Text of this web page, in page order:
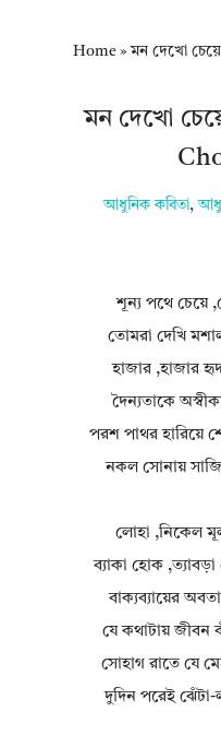
Home»মন দেখো
মন দেখো
আধুনিক কবিতা,
শূন্য পথে চেয়ে
তোমরা দেখি
হাজার ,হাজার
দৈন্যতাকে
পরশ পাথর হারিয়ে
নকল সোনায়
লোহা ,নিকেল
ব্যাকা হোক
বাক্যব্যায়ের
যে কথাটায় জীবন
সোহাগ রাতে যে
দুদিন পরেই ঝেঁটা-